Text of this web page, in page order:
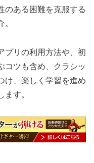
のある困難を克服する
プリの利用方法や、初
コツも含め、クラシッ
け、楽しく学習を進め
す。